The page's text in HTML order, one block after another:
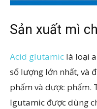
Sản xuất mì
Acid glutamic là loại
số lượng lớn nhất, và
phẩm và dược phẩm.
lgutamic được dùng